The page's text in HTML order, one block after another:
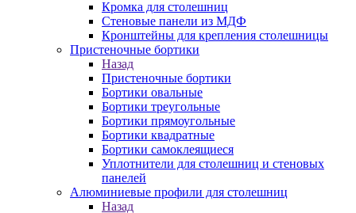
Кромка для столешниц
Стеновые панели из МДФ
Кронштейны для крепления столешницы
Пристеночные бортики
Назад
Пристеночные бортики
Бортики овальные
Бортики треугольные
Бортики прямоугольные
Бортики квадратные
Бортики самоклеящиеся
Уплотнители для столешниц и стеновых
панелей
Алюминиевые профили для столешниц
Назад